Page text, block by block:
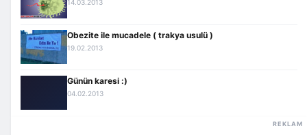
14.03.2013
Obezite ile mucadele ( trakya usulü )
19.02.2013
Günün karesi :)
04.02.2013
REKLAM